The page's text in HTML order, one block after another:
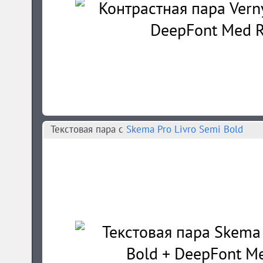
Текстовая пара c Skema Pro Livro Semi Bold